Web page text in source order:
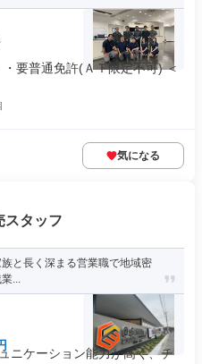
要普通免許(ＡＴ限定不可) ＜
気になる
スタッフ
と長く深まる営業職で地域密
...
ニケーション能力が高く、チ